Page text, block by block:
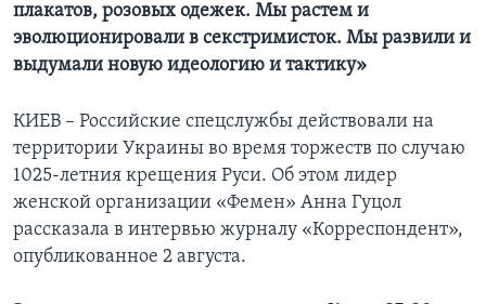
Языки
плакатов, розовых одежек. Мы растем и
эволюционировали в секстримисток. Мы развили и
выдумали новую идеологию и тактику»
КИЕВ – Российские спецслужбы действовали на
территории Украины во время торжеств по случаю
1025-летния крещения Руси. Об этом лидер
женской организации «Фемен» Анна Гуцол
рассказала в интервью журналу «Корреспондент»,
опубликованное 2 августа.